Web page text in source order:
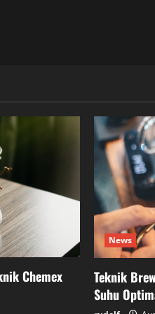
Chemex
News
Teknik
Suhu